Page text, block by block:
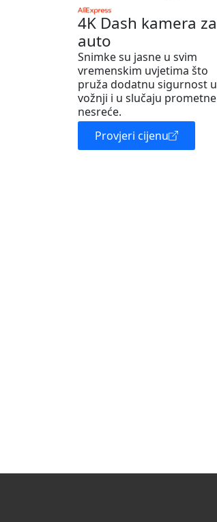
4K Dash kamera za
auto
Snimke su jasne u svim
vremenskim uvjetima što
pruža dodatnu sigurnost u
vožnji i u slučaju prometne
nesreće.
Provjeri cijenu